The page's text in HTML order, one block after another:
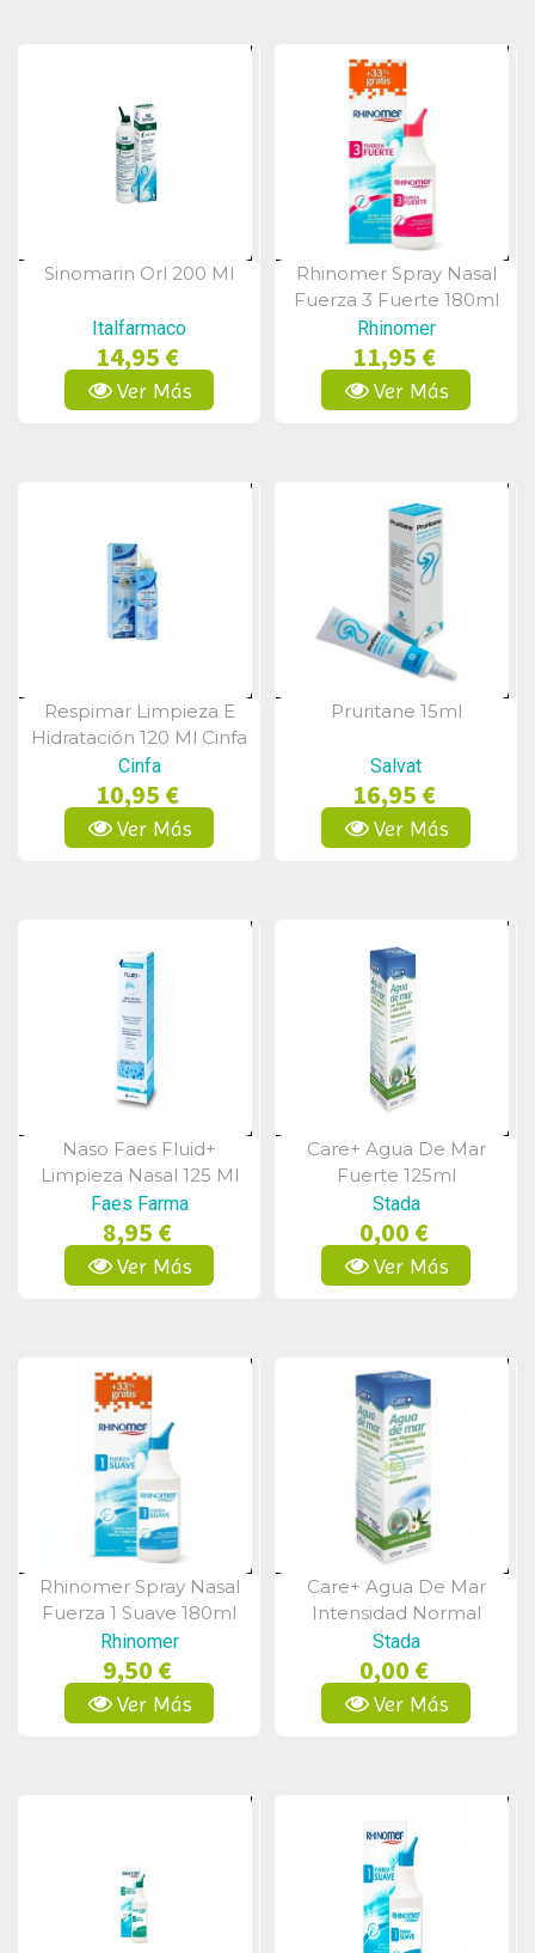
Vista Rápida
Sinomarin Orl 200 Ml
Italfarmaco
14,95 €
Ver Más
Vista Rápida
Rhinomer Spray Nasal
Fuerza 3 Fuerte 180ml
Rhinomer
11,95 €
Ver Más
Vista Rápida
Respimar Limpieza E
Hidratación 120 Ml Cinfa
Cinfa
10,95 €
Ver Más
Vista Rápida
Pruritane 15ml
Salvat
16,95 €
Ver Más
Vista Rápida
Naso Faes Fluid+
Limpieza Nasal 125 Ml
Faes Farma
8,95 €
Ver Más
Vista Rápida
Care+ Agua De Mar
Fuerte 125ml
Stada
0,00 €
Ver Más
Vista Rápida
Rhinomer Spray Nasal
Fuerza 1 Suave 180ml
Rhinomer
9,50 €
Ver Más
Vista Rápida
Care+ Agua De Mar
Intensidad Normal
125ml
Stada
0,00 €
Ver Más